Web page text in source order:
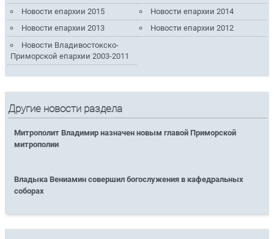
Новости епархии 2015
Новости епархии 2014
Новости епархии 2013
Новости епархии 2012
Новости Владивостокско-
Приморской епархии 2003-2011
Другие новости раздела
Митрополит Владимир назначен новым главой Приморской
митрополии
Владыка Вениамин совершил богослужения в кафедральных
соборах